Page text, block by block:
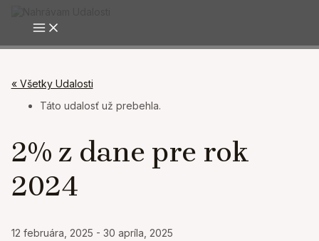
obsah
MAIN MENU
« Všetky Udalosti
Táto udalosť už prebehla.
2% z dane pre rok
2024
12 februára, 2025 - 30 apríla, 2025